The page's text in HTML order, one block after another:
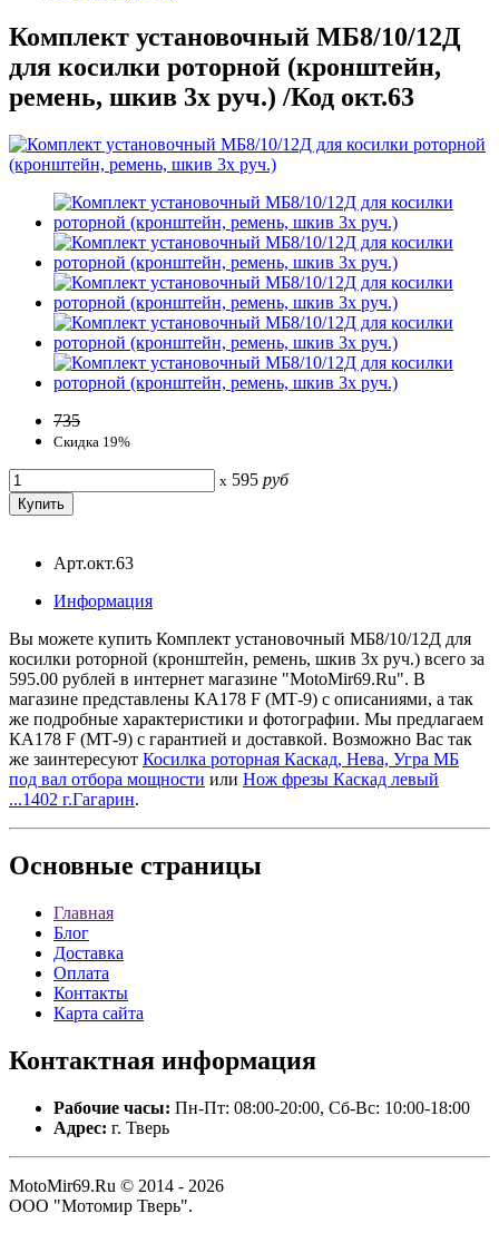
Комплект установочный МБ8/10/12Д
для косилки роторной (кронштейн,
ремень, шкив 3х руч.) /Код окт.63
735
Скидка 19%
x 595 руб
Арт.окт.63
Информация
Вы можете купить Комплект установочный МБ8/10/12Д для
косилки роторной (кронштейн, ремень, шкив 3х руч.) всего за
595.00 рублей в интернет магазине "MotoMir69.Ru". В
магазине представлены КА178 F (МТ-9) с описаниями, а так
же подробные характеристики и фотографии. Мы предлагаем
КА178 F (МТ-9) с гарантией и доставкой. Возможно Вас так
же заинтересуют Косилка роторная Каскад, Нева, Угра МБ
под вал отбора мощности или Нож фрезы Каскад левый
...1402 г.Гагарин.
Основные страницы
Главная
Блог
Доставка
Оплата
Контакты
Карта сайта
Контактная информация
Рабочие часы: Пн-Пт: 08:00-20:00, Сб-Вс: 10:00-18:00
Адрес: г. Тверь
MotoMir69.Ru © 2014 - 2026
ООО "Мотомир Тверь".